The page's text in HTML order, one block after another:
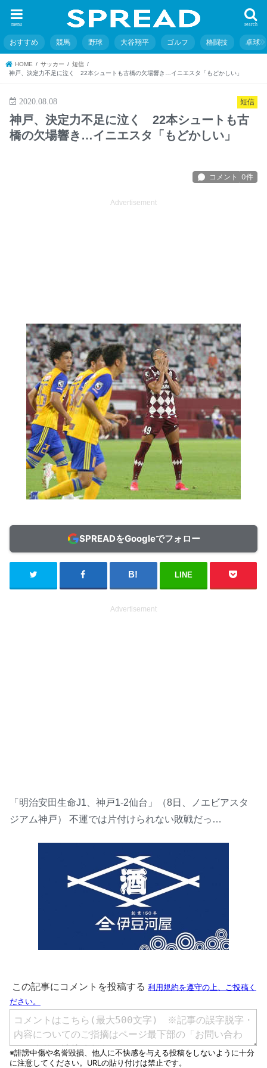
search
menu
おすすめ 競馬 野球 大谷翔平 ゴルフ 格闘技 卓球
HOME サッカー
短信
神戸、決定力不足に泣く 22本シュートも古橋の欠場響き…イニエスタ「もどかしい」
短信
2020.08.08
神戸、決定力不足に泣く 22本シュートも古
橋の欠場響き…イニエスタ「もどかしい」
Advertisement
SPREADをGoogleでフォロー
LINE
Advertisement
「明治安田生命J1、神戸1-2仙台」（8日、ノエビアスタ
ジアム神戸） 不運では片付けられない敗戦だっ…